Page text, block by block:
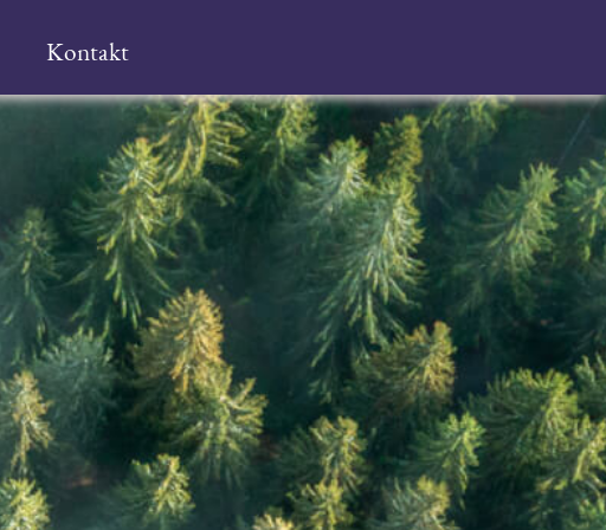
Kontakt